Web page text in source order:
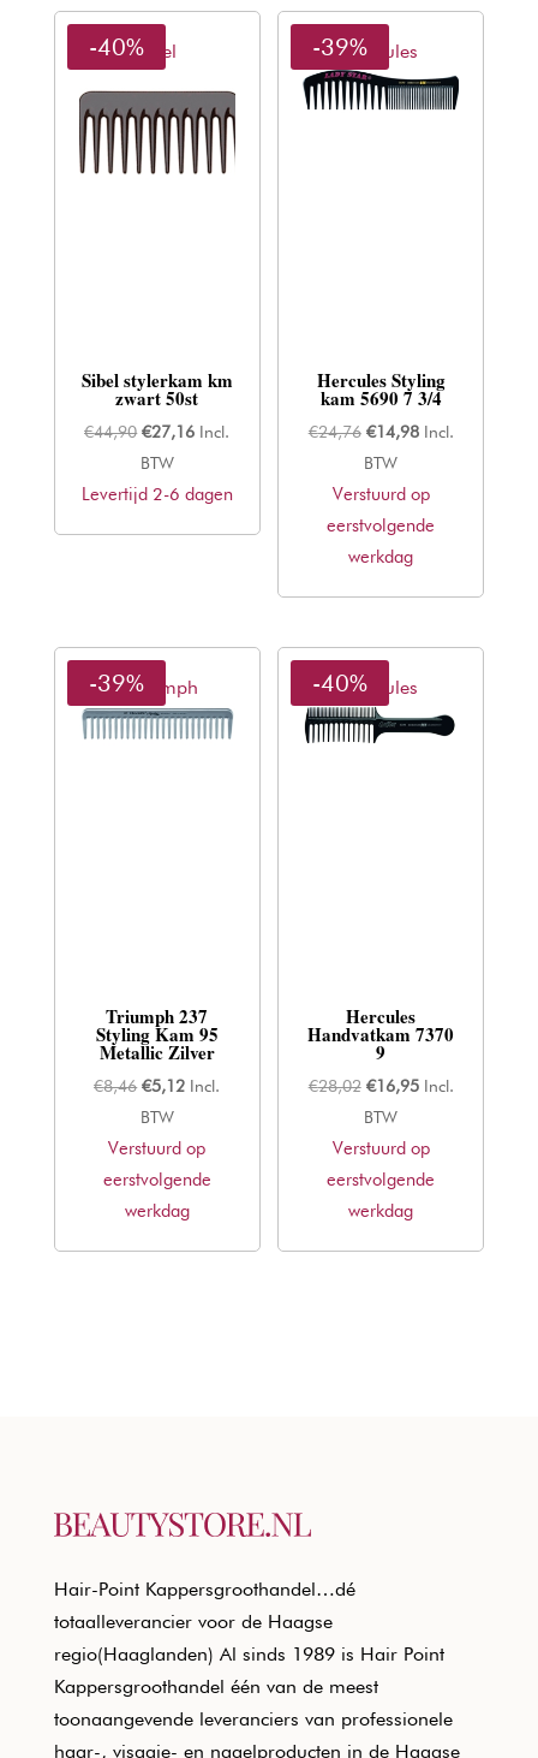
Sibel
-40%
Sibel stylerkam km
zwart 50st
€44,90 Oorspronkelijke
prijs
was:
€27,16Huidige
is:
Incl.
BTW
Levertijd 2-6 dagen
Hercules
-39%
Hercules Styling
kam 5690 7 3/4
€24,76 Oorspronkelijke
prijs
was:
€24,76.
€14,98Huidige
is:
€14,98.
Incl.
BTW
Verstuurd op
eerstvolgende
werkdag
Thriumph
-39%
Triumph 237
Styling Kam 95
Metallic Zilver
€8,46 Oorspronkelijke
prijs
was:
€8,46.
€5,12Huidige
is:
€5,12.
Incl.
BTW
Verstuurd op
eerstvolgende
werkdag
Hercules
-40%
Hercules
Handvatkam 7370
9
€28,02 Oorspronkelijke
prijs
was:
€28,02.
€16,95Huidige
is:
€16,95.
Incl.
BTW
Verstuurd op
eerstvolgende
werkdag
Hair-Point Kappersgroothandel…dé
totaalleverancier voor de Haagse
regio(Haaglanden) Al sinds 1989 is Hair Point
Kappersgroothandel één van de meest
toonaangevende leveranciers van professionele
haar-, visagie- en nagelproducten in de Haagse